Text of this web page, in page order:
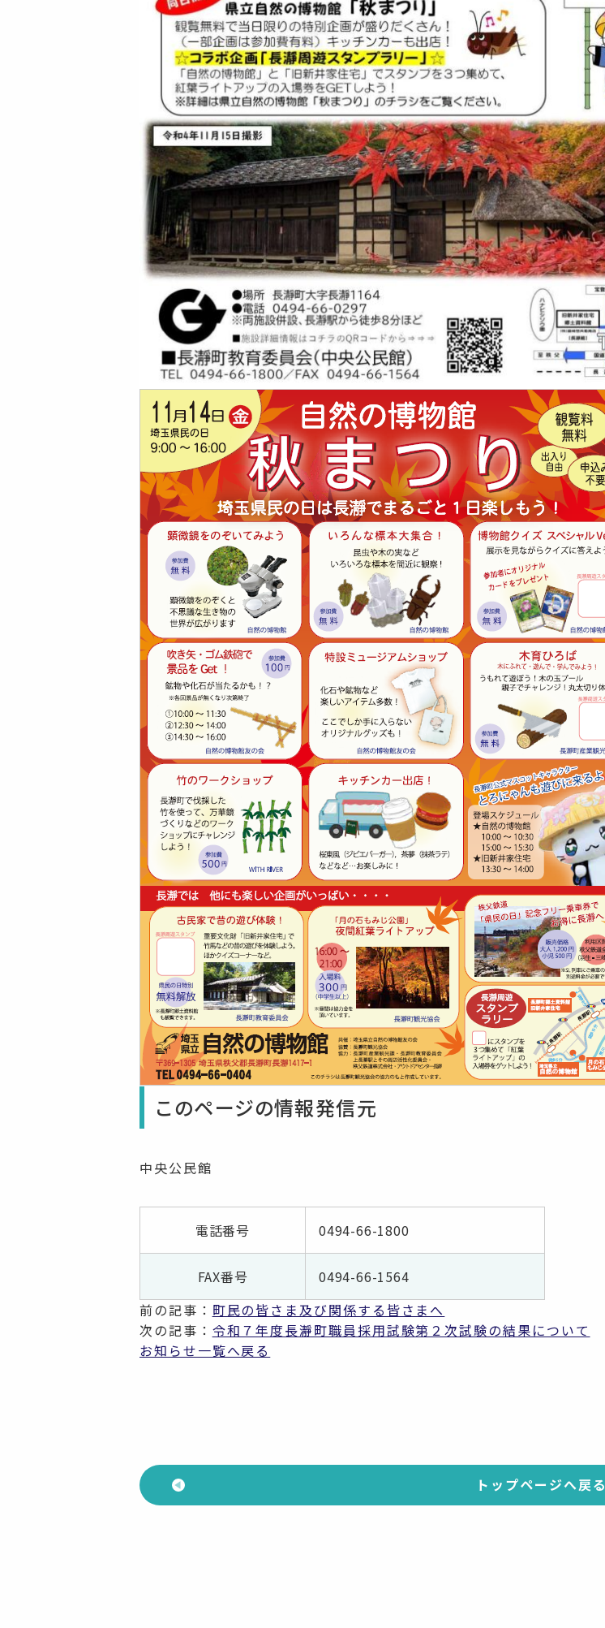
このページの情報発信元
中央公民館
電話番号 0494-66-1800
FAX番号
0494-66-1564
前の記事： 町民の皆さま及び関係する皆さまへ
次の記事： 令和７年度長瀞町職員採用試験第２次試験の結果について
お知らせ一覧へ戻る
トップページへ戻る